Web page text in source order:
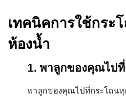
เทคนิคการใช้กระ
ห้องน้ำ
1. พาลูกของคุณไป
พาลูกของคุณไปที่กระโถน